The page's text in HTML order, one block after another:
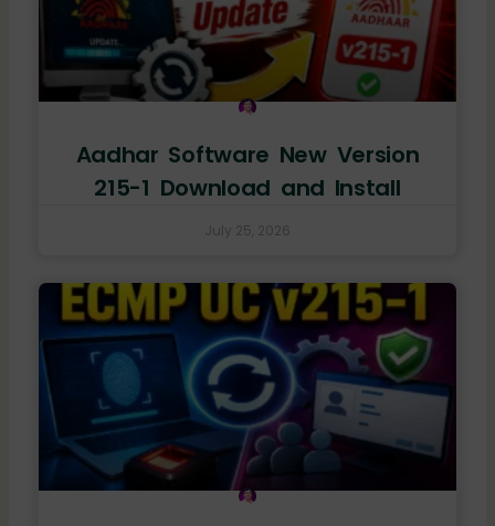
Aadhar Software New Version
215-1 Download and Install
July 25, 2026